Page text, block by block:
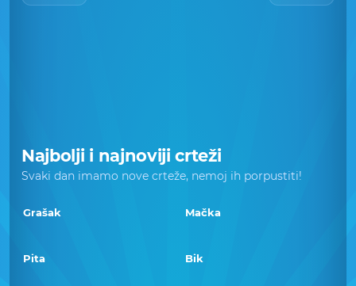
Najbolji i najnoviji crteži
Svaki dan imamo nove crteže, nemoj ih porpustiti!
Grašak Mačka
Pita Bik